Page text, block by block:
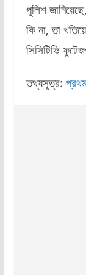
পুলিশ
কি না, তা
সিসিটিভি
তথ্যসূত্র: